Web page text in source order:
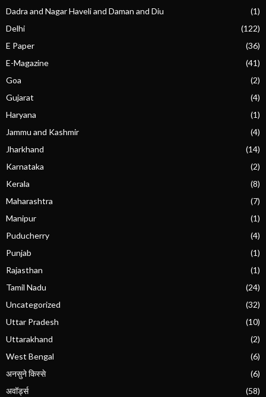
Dadra and Nagar Haveli and Daman and Diu
(1)
Delhi
(122)
E Paper
(36)
E-Magazine
(41)
Goa
(2)
Gujarat
(4)
Haryana
(1)
Jammu and Kashmir
(4)
Jharkhand
(14)
Karnataka
(2)
Kerala
(8)
Maharashtra
(7)
Manipur
(1)
Puducherry
(4)
Punjab
(1)
Rajasthan
(1)
Tamil Nadu
(24)
Uncategorized
(32)
Uttar Pradesh
(10)
Uttarakhand
(2)
West Bengal
(6)
अनसुने किस्से
(6)
अवॉर्ड्स
(58)